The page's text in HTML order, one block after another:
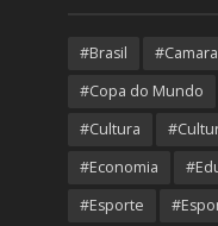
#Brasil
#Copa do Mundo
#Cultura
#Economia
#Esporte